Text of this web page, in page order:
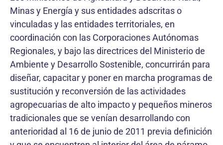
Minas y Energía y sus entidades adscritas o
vinculadas y las entidades territoriales, en
coordinación con las Corporaciones Autónomas
Regionales, y bajo las directrices del Ministerio de
Ambiente y Desarrollo Sostenible, concurrirán para
diseñar, capacitar y poner en marcha programas de
sustitución y reconversión de las actividades
agropecuarias de alto impacto y pequeños mineros
tradicionales que se venían desarrollando con
anterioridad al 16 de junio de 2011 previa definición